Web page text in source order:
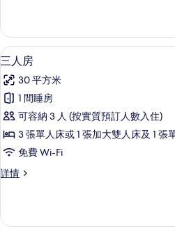
城
市
景
的
相
片
房,
城
市
詳
情
載
入
所
有
三
人
房
的
片
三
6
三人房
30 平方米
1 間睡房
可容納 3 人 (按實質預訂人數入住)
3 張單人床或 1 張加大雙人床及 1 張
免費 Wi-Fi
詳情
三
情